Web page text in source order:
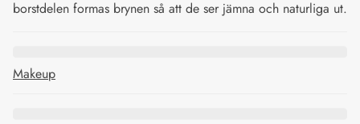
borstdelen formas brynen så att de ser jämna och naturliga ut.
Makeup